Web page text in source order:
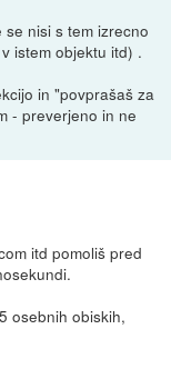
nisi s tem izrecno
istem objektu itd) .
in "povprašaš za
- preverjeno in ne
itd pomoliš pred
osebnih obiskih,